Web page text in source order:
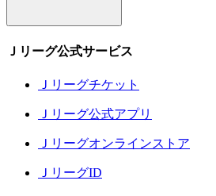
Ｊリーグ公式サービス
Ｊリーグチケット
Ｊリーグ公式アプリ
Ｊリーグオンラインストア
ＪリーグID